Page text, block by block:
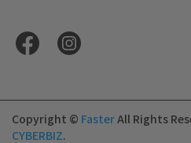
Copyright © FasterAll Rights
CYBERBIZ.